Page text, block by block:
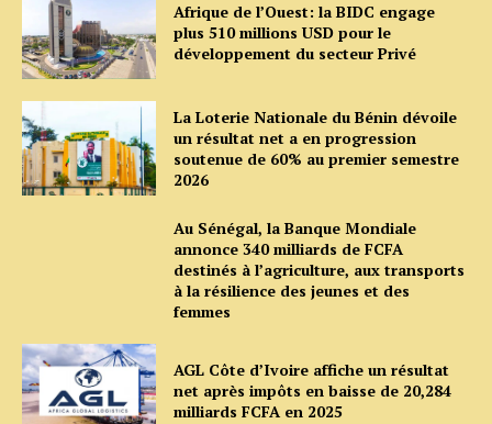
Afrique de l’Ouest: la BIDC engage
plus 510 millions USD pour le
développement du secteur Privé
La Loterie Nationale du Bénin dévoile
un résultat net a en progression
soutenue de 60% au premier semestre
2026
Au Sénégal, la Banque Mondiale
annonce 340 milliards de FCFA
destinés à l’agriculture, aux transports
à la résilience des jeunes et des
femmes
AGL Côte d’Ivoire affiche un résultat
net après impôts en baisse de 20,284
milliards FCFA en 2025